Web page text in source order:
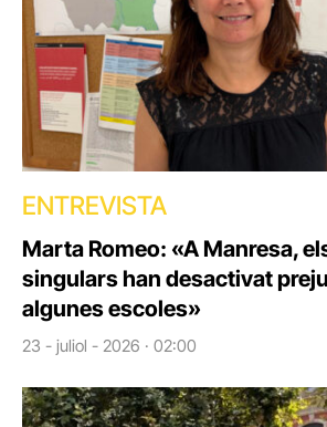
ENTREVISTA
Marta Romeo: «A Manresa,
singulars han desactivat
algunes escoles»
23 - juliol - 2026 · 02:00